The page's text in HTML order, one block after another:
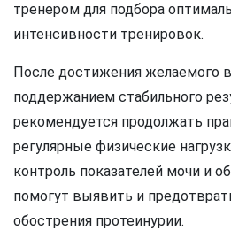
тренером для подбора
интенсивности тренировок.
После достижения желаемого
поддержанием стабильного
рекомендуется продолжать
регулярные физические
контроль показателей мочи и
помогут выявить и
обострения протеинурии.